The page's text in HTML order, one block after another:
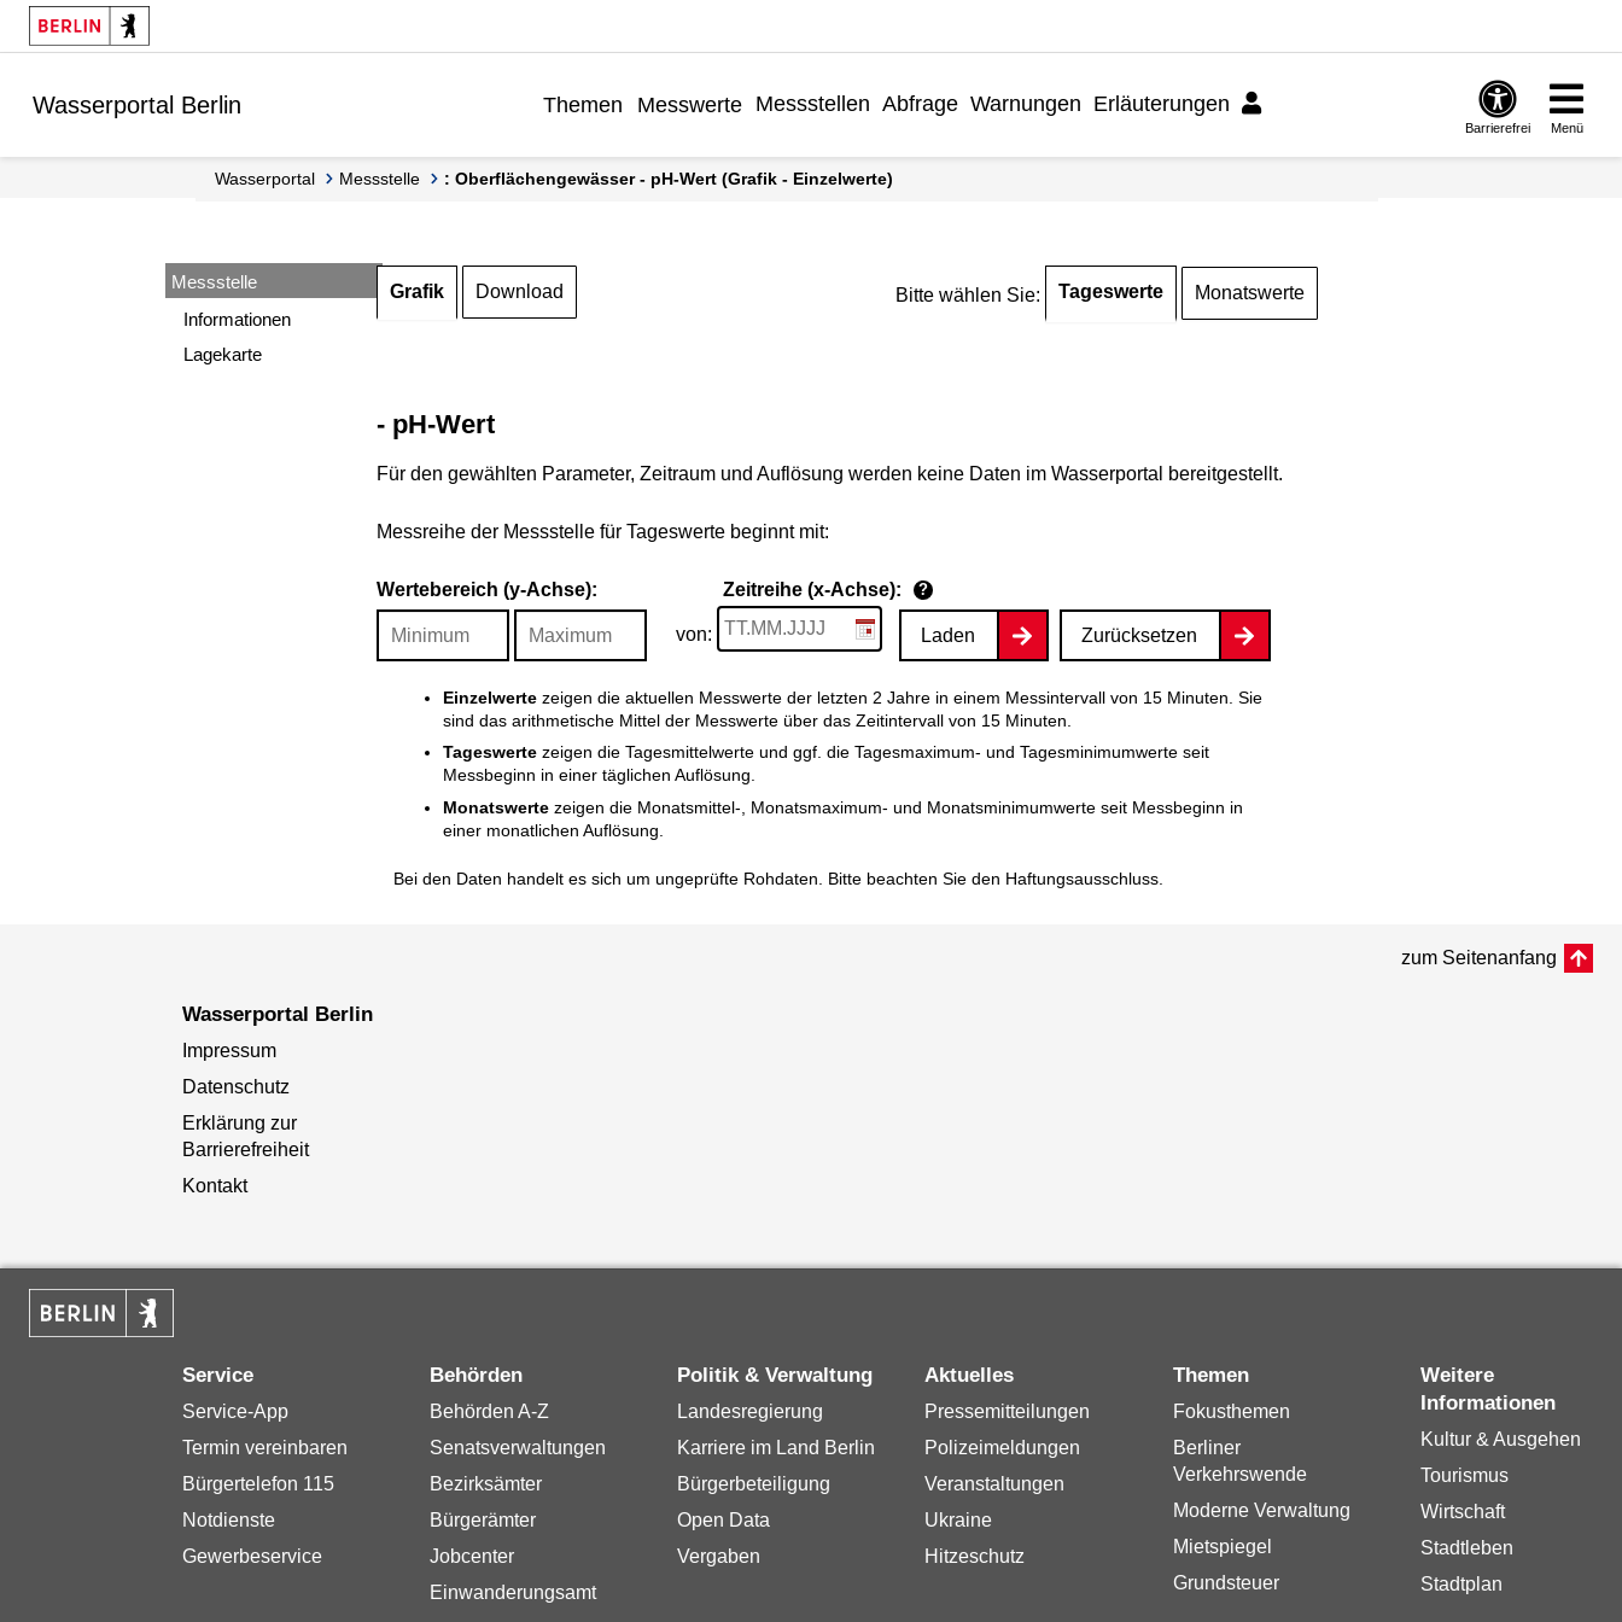
Springe zur Navigation
Springe zum Inhalt
Wasserportal Berlin Themen Messwerte Messstellen Abfrage Warnungen Erläuterungen
Barrierefrei Menü
Wasserportal Messstelle : Oberflächengewässer - pH-Wert (Grafik - Einzelwerte)
Messstelle
Informationen
Lagekarte
Grafik Download Bitte wählen Sie: Tageswerte Monatswerte
- pH-Wert
Für den gewählten Parameter, Zeitraum und Auflösung werden keine Daten im Wasserportal bereitgestellt.
Messreihe der Messstelle für Tageswerte beginnt mit:
Wertebereich (y-Achse): Zeitreihe (x-Achse): ?
von: Laden Zurücksetzen
Einzelwertezeigen die aktuellen Messwerte der letzten 2 Jahre in einem Messintervall von 15 Minuten. Sie
sind das arithmetische Mittel der Messwerte über das Zeitintervall von 15 Minuten.
Tageswertezeigen die Tagesmittelwerte und ggf. die Tagesmaximum- und Tagesminimumwerte seit
Messbeginn in einer täglichen Auflösung.
Monatswertezeigen die Monatsmittel-, Monatsmaximum- und Monatsminimumwerte seit Messbeginn in
einer monatlichen Auflösung.
Bei den Daten handelt es sich um ungeprüfte Rohdaten. Bitte beachten Sie den Haftungsausschluss.
zum Seitenanfang
Wasserportal Berlin
Impressum
Datenschutz
Erklärung zur
Barrierefreiheit
Kontakt
Service
Service-App
Termin vereinbaren
Bürgertelefon 115
Notdienste
Gewerbeservice
Behörden
Behörden A-Z
Senatsverwaltungen
Bezirksämter
Bürgerämter
Jobcenter
Einwanderungsamt
Politik & Verwaltung
Landesregierung
Karriere im Land Berlin
Bürgerbeteiligung
Open Data
Vergaben
Aktuelles
Pressemitteilungen
Polizeimeldungen
Veranstaltungen
Ukraine
Hitzeschutz
Themen
Fokusthemen
Berliner
Verkehrswende
Moderne Verwaltung
Mietspiegel
Grundsteuer
Weitere
Informationen
Kultur & Ausgehen
Tourismus
Wirtschaft
Stadtleben
Stadtplan